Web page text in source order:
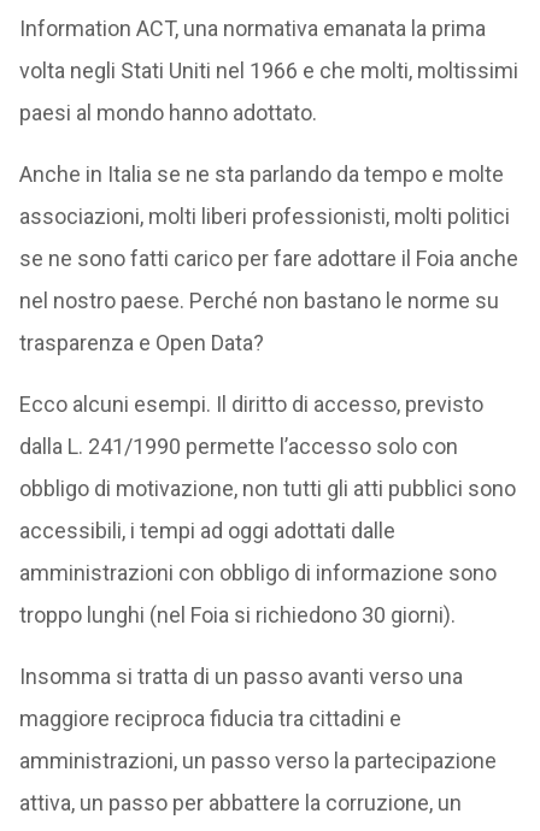
Information ACT, una normativa emanata la prima
volta negli Stati Uniti nel 1966 e che molti, moltissimi
paesi al mondo hanno adottato.
Anche in Italia se ne sta parlando da tempo e molte
associazioni, molti liberi professionisti, molti politici
se ne sono fatti carico per fare adottare il Foia anche
nel nostro paese. Perché non bastano le norme su
trasparenza e Open Data?
Ecco alcuni esempi. Il diritto di accesso, previsto
dalla L. 241/1990 permette l’accesso solo con
obbligo di motivazione, non tutti gli atti pubblici sono
accessibili, i tempi ad oggi adottati dalle
amministrazioni con obbligo di informazione sono
troppo lunghi (nel Foia si richiedono 30 giorni).
Insomma si tratta di un passo avanti verso una
maggiore reciproca fiducia tra cittadini e
amministrazioni, un passo verso la partecipazione
attiva, un passo per abbattere la corruzione, un